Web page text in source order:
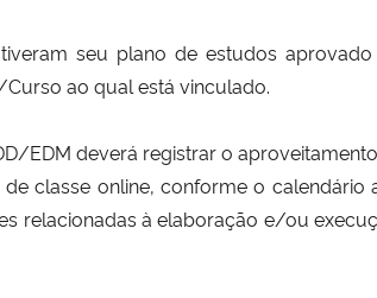
seu plano de estudos
ao qual está vinculado.
EDM deverá registrar o
classe online, conforme o
relacionadas à elaboração e/ou